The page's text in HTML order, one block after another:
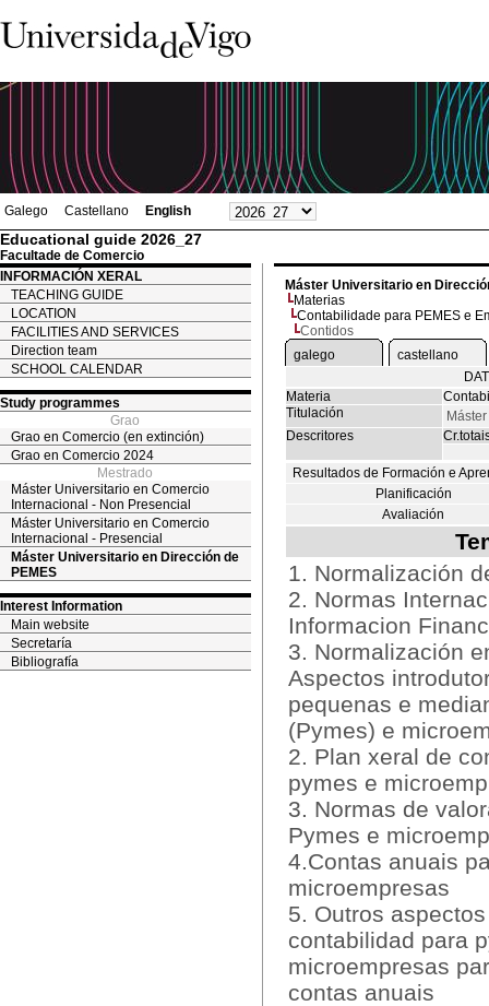
Galego Castellano English
Educational guide 2026_27
Facultade de Comercio
INFORMACIÓN XERAL
TEACHING GUIDE
LOCATION
FACILITIES AND SERVICES
Direction team
SCHOOL CALENDAR
Study programmes
Grao
Grao en Comercio (en extinción)
Grao en Comercio 2024
Mestrado
Máster Universitario en Comercio
Internacional - Non Presencial
Máster Universitario en Comercio
Internacional - Presencial
Máster Universitario en Dirección de
PEMES
Interest Information
Main website
Secretaría
Bibliografía
Máster Universitario en
Materias
Contabilidade para PEMES e
Contidos
galego
castellano
Materia
Titulación
Descritores
Resultados de Formación e
Planificación
Avaliación
1. Normalización
2. Normas
Informacion
3. Normalización
Aspectos
pequenas e
(Pymes) e
2. Plan xeral de
pymes e
3. Normas de
Pymes e
4.Contas anuais
microempresas
5. Outros
contabilidad para
microempresas
contas anuais